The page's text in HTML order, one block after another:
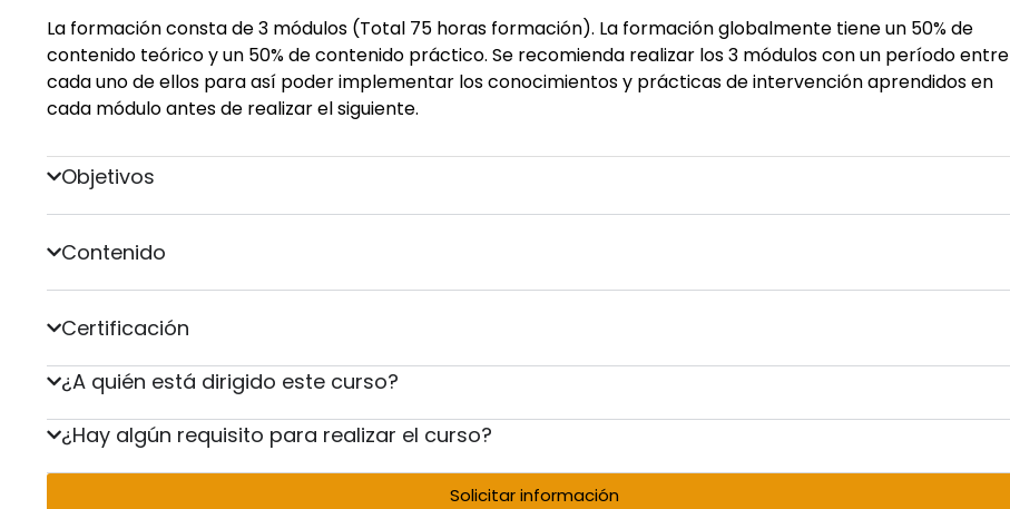
La formación consta de 3 módulos (Total 75 horas formación). La formación globalmente tiene un 50% de
contenido teórico y un 50% de contenido práctico. Se recomienda realizar los 3 módulos con un período entre
cada uno de ellos para así poder implementar los conocimientos y prácticas de intervención aprendidos en
cada módulo antes de realizar el siguiente.
Objetivos
Contenido
Certificación
¿A quién está dirigido este curso?
¿Hay algún requisito para realizar el curso?
Solicitar información